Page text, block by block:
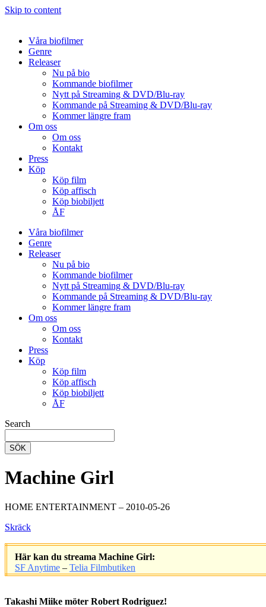
Skip to content
Våra biofilmer
Genre
Releaser
Nu på bio
Kommande biofilmer
Nytt på Streaming & DVD/Blu-ray
Kommande på Streaming & DVD/Blu-ray
Kommer längre fram
Om oss
Om oss
Kontakt
Press
Köp
Köp film
Köp affisch
Köp biobiljett
ÅF
Våra biofilmer
Genre
Releaser
Nu på bio
Kommande biofilmer
Nytt på Streaming & DVD/Blu-ray
Kommande på Streaming & DVD/Blu-ray
Kommer längre fram
Om oss
Om oss
Kontakt
Press
Köp
Köp film
Köp affisch
Köp biobiljett
ÅF
Search
SÖK
Machine Girl
HOME ENTERTAINMENT – 2010-05-26
Skräck
Här kan du streama Machine Girl:
SF Anytime – Telia Filmbutiken
Takashi Miike möter Robert Rodriguez!